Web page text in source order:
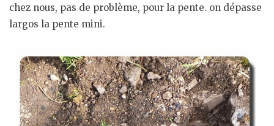
chez nous, pas de problème, pour la pente. on dépasse
largos la pente mini.